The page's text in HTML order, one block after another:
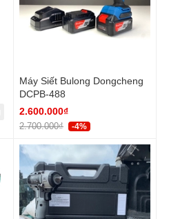
Máy Siết Bulong Dongcheng
DCPB-488
2.600.000₫
2.700.000₫ -4%